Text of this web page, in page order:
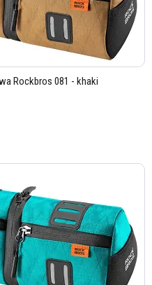
Rockbros 081 - khaki